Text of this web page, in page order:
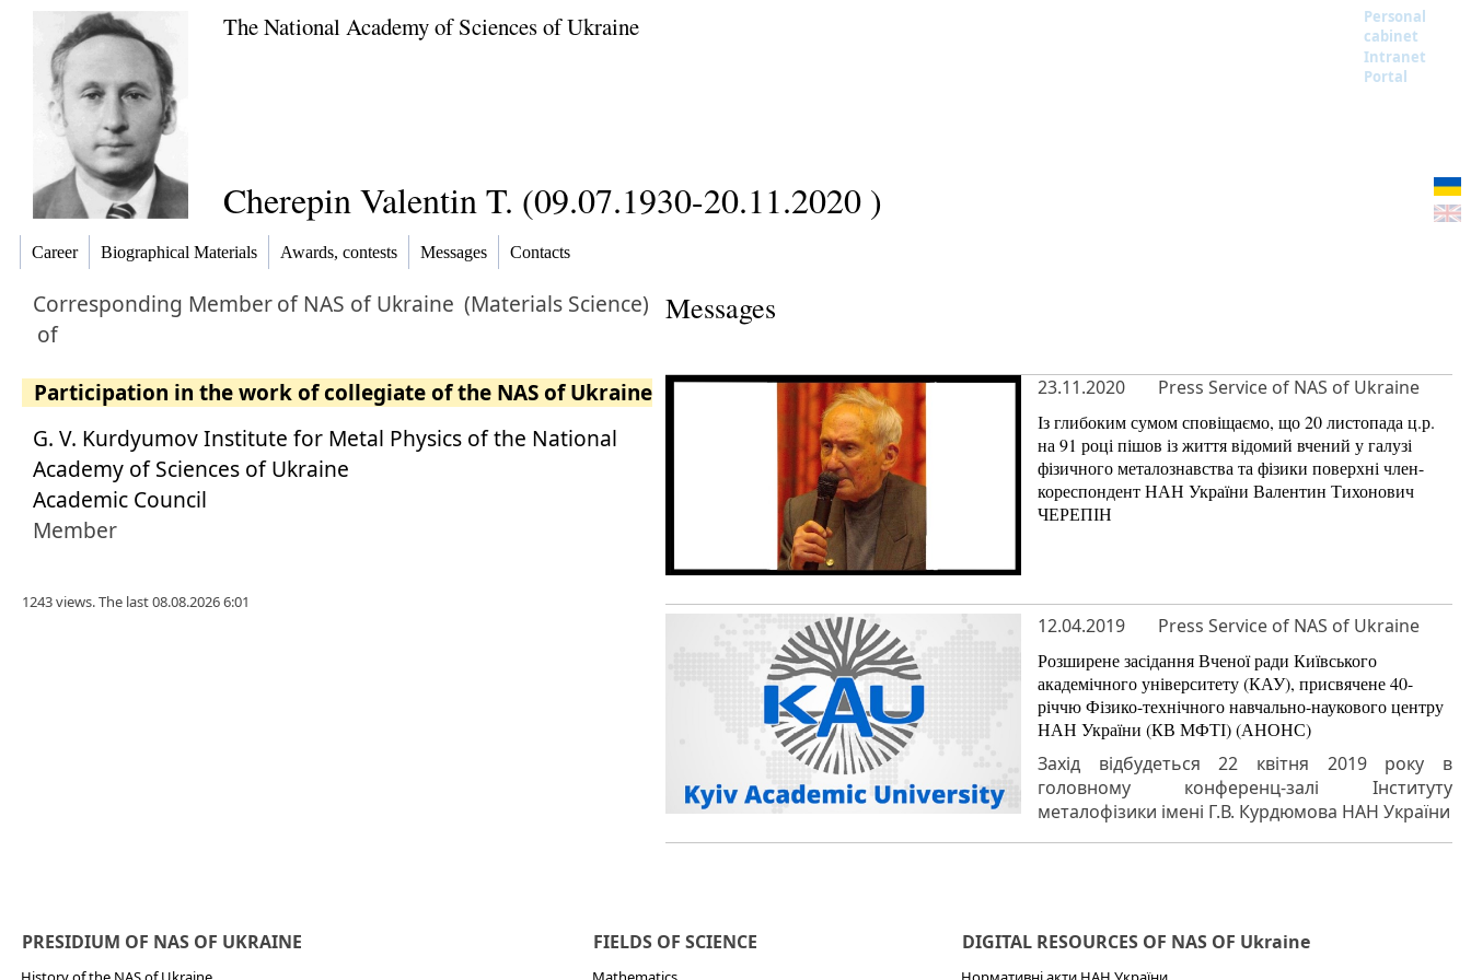
The National Academy of Sciences of Ukraine
Personal
cabinet
Intranet
Portal
Cherepin Valentin T. (09.07.1930-20.11.2020 )
Career Biographical Materials Awards, contests Messages Contacts
Corresponding Memberof NAS of Ukraine (Materials Science)
of
Participation in the work of collegiate of the NAS of Ukraine
G. V. Kurdyumov Institute for Metal Physics of the National
Academy of Sciences of Ukraine
Academic Council
Member
1243 views. The last 08.08.2026 6:01
Messages
23.11.2020 Press Service of NAS of Ukraine
Із глибоким сумом сповіщаємо, що 20 листопада ц.р.
на 91 році пішов із життя відомий вчений у галузі
фізичного металознавства та фізики поверхні член-
кореспондент НАН України Валентин Тихонович
ЧЕРЕПІН
12.04.2019 Press Service of NAS of Ukraine
Розширене засідання Вченої ради Київського
академічного університету (КАУ), присвячене 40-
річчю Фізико-технічного навчально-наукового центру
НАН України (КВ МФТІ) (АНОНС)
Захід відбудеться 22 квітня 2019 року в
головному конференц-залі Інституту
металофізики імені Г.В. Курдюмова НАН України
PRESIDIUM OF NAS OF UKRAINE FIELDS OF SCIENCE DIGITAL RESOURCES OF NAS OF Ukraine